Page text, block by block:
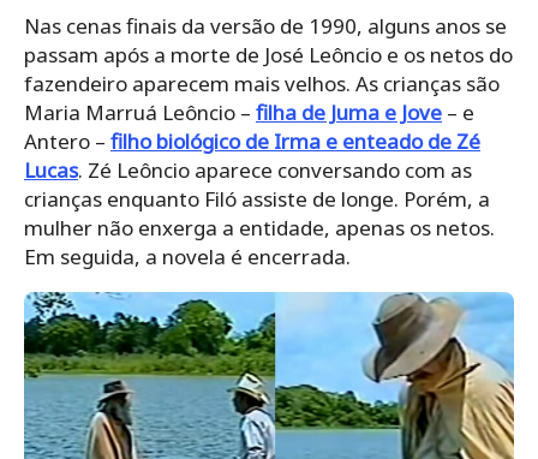
Nas cenas finais da versão de 1990, alguns anos se
passam após a morte de José Leôncio e os netos do
fazendeiro aparecem mais velhos. As crianças são
Maria Marruá Leôncio – filha de Juma e Jove – e
Antero – filho biológico de Irma e enteado de Zé
Lucas. Zé Leôncio aparece conversando com as
crianças enquanto Filó assiste de longe. Porém, a
mulher não enxerga a entidade, apenas os netos.
Em seguida, a novela é encerrada.